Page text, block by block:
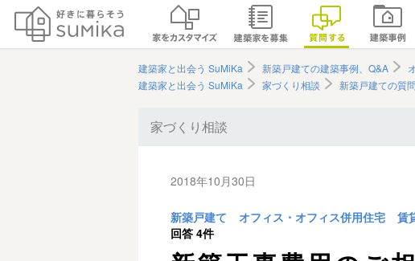
建築家と出会う SuMiKa 新築戸建ての建築事例、Q&A
建築家と出会う SuMiKa
家づくり相談 新築戸建ての質
家づくり相談
2018年10月30日
新築戸建て オフィス・オフィス併用住宅
賃
回答 4件